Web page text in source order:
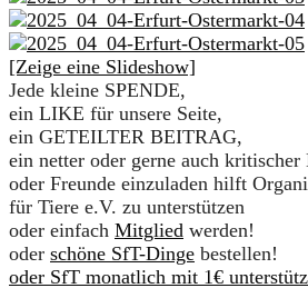
[Zeige eine Slideshow]
Jede kleine SPENDE,
ein LIKE für unsere Seite,
ein GETEILTER BEITRAG,
ein netter oder gerne auch
oder Freunde einzuladen hilft
für Tiere e.V. zu unterstützen
oder einfach Mitglied werden!
oder schöne SfT-Dinge bestellen!
oder SfT monatlich mit 1€